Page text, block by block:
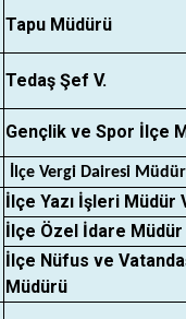
Tapu Müdürü
Tedaş Şef V.
Gençlik ve Spor İlçe
İlçe Vergi Dairesi
İlçe Yazı İşleri Müdür
İlçe Özel İdare Müdür
İlçe Nüfus ve
Müdürü